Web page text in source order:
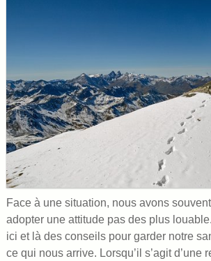
Face à une situation, nous avons
adopter une attitude pas des plus
ici et là des conseils pour garder notre
ce qui nous arrive. Lorsqu’il s’agit d’une